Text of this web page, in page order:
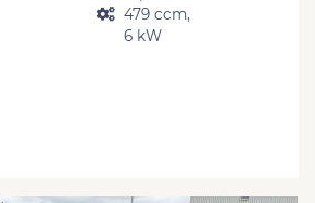
479 ccm,
6 kW